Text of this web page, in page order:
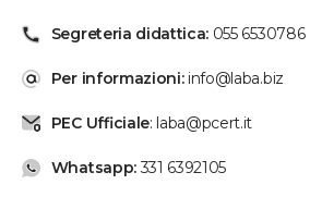
Segreteria didattica: 055 6530786
Per informazioni:info@laba.biz
PEC Ufficiale: laba@pcert.it
Whatsapp:331 6392105